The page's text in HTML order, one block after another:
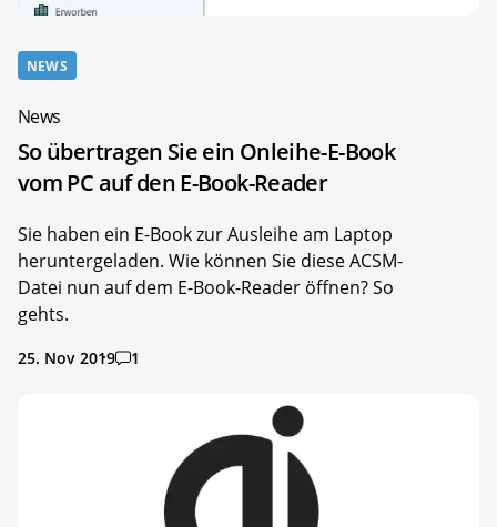
NEWS
News
So übertragen Sie ein Onleihe-E-Book
vom PC auf den E-Book-Reader
Sie haben ein E-Book zur Ausleihe am Laptop
heruntergeladen. Wie können Sie diese ACSM-
Datei nun auf dem E-Book-Reader öffnen? So
gehts.
25. Nov 2019 1